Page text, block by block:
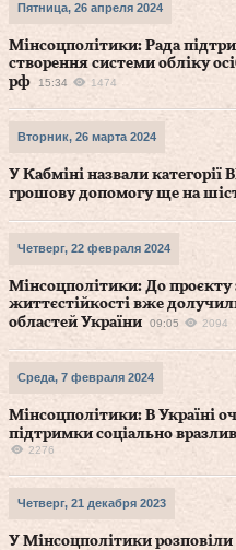
Пятница, 26 апреля 2024
Мінсоцполітики: Рада
створення системи обліку
рф
15:34 1474
Вторник, 26 марта 2024
У Кабміні назвали
грошову допомогу ще на
Четверг, 22 февраля 2024
Мінсоцполітики: До проєкту
життєстійкості вже
областей України
09:05 2094
Среда, 7 февраля 2024
Мінсоцполітики: В Україні
підтримки соціально
2276
Четверг, 21 декабря 2023
У Мінсоцполітики